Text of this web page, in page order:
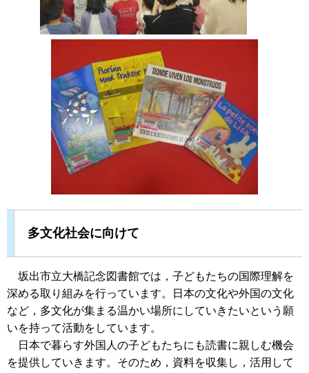
多文化社会に向けて
坂出市立大橋記念図書館では，子どもたちの国際理解を
深める取り組みを行っています。日本の文化や外国の文化
など，多文化が集まる温かい場所にしていきたいという願
いを持って活動をしています。
日本で暮らす外国人の子どもたちにも読書に親しむ機会
を提供していきます。そのため，資料を収集し，活用して